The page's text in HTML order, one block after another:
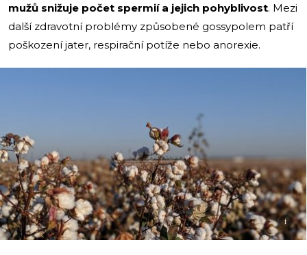
mužů snižuje počet spermií a jejich pohyblivost. Mezi
další zdravotní problémy způsobené gossypolem patří
poškození jater, respirační potíže nebo anorexie.
i